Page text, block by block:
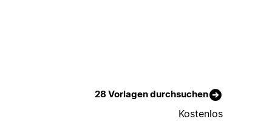
28 Vorlagen durchsuchen
Kostenlos